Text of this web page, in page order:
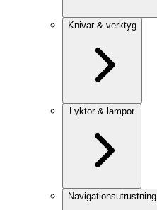
Knivar & verktyg
Lyktor & lampor
Navigationsutrustning